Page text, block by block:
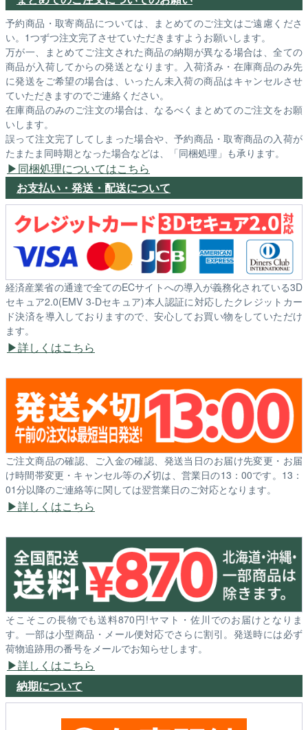
予約商品・取寄商品については、まとめてのご注文はご遠慮くださ
い。1つずつ注文完了させていただきますようお願いします。
万が一、まとめてご注文された商品の納期が異なる場合は、全ての
商品が入荷してからの発送となります。入荷済み・在庫商品のみ先
に発送をご希望の場合は、いったん未入荷の商品はキャンセルさせ
ていただきますのでご連絡ください。
在庫商品のみのご注文の場合は、なるべくまとめてのご注文をお願
いします。
誤って注文完了してしまった場合や、予約商品・取寄商品の入荷が
たまたま同時期となった場合などは、「同梱処理」も承ります。
同梱処理についてはこちら
お支払い・発送・配送について
経済産業省の通達で全てのECサイトへの導入が義務化されている3D
セキュア2.0(EMV 3-Dセキュア)本人認証に対応したクレジットカー
ド決済を導入しておりますので、安心してお買い物をしていただけ
ます。
詳しくはこちら
ご注文商品の確認、ご入金の確認、発送当日のお届け先変更・お届
け時間帯変更・キャンセル等の〆切は、営業日の13：00です。13：
01分以降のご連絡等に関しては翌営業日のご対応となります。
詳しくはこちら
そこそこの長物でも送料870円!ヤマト・佐川でのお届けとなりま
す。一部は小型商品・メール便対応でさらに割引。発送時には必ず
荷物追跡用の番号をメールでお知らせします。
詳しくはこちら
納期について